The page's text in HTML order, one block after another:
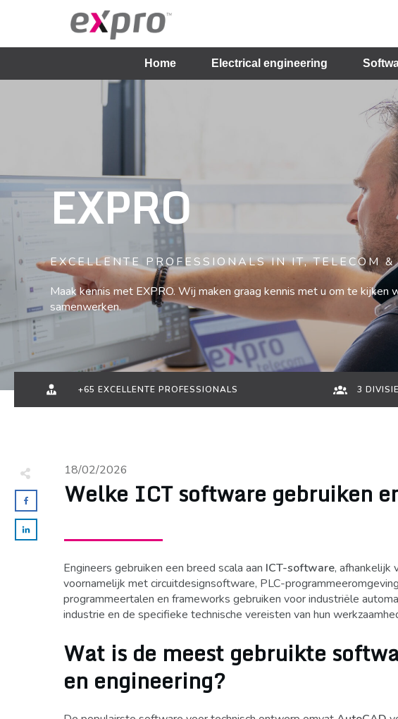
Home Electrical engineering
EXPRO
EXCELLENTE PROFESSIONALS IN IT, TELECOM
Maak kennis met EXPRO. Wij maken graag kennis met u om te kijken
samenwerken.
+65 EXCELLENTE PROFESSIONALS 3
18/02/2026
Welke ICT software gebruiken
Engineers gebruiken een breed scala aan ICT-software, afhankelijk
voornamelijk met circuitdesignsoftware, PLC-
programmeertalen en frameworks gebruiken voor industriële
industrie en de specifieke technische vereisten van hun
Wat is de meest gebruikte
en engineering?